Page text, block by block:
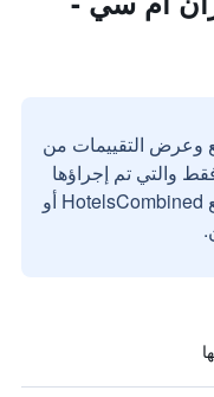
وعرض التقييمات من
والتي تم إجراؤها
بواسطة مستخدمين حقيقيين مع HotelsCombined أو